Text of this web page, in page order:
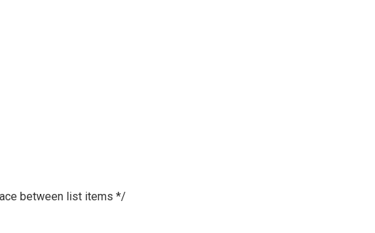
between list items */